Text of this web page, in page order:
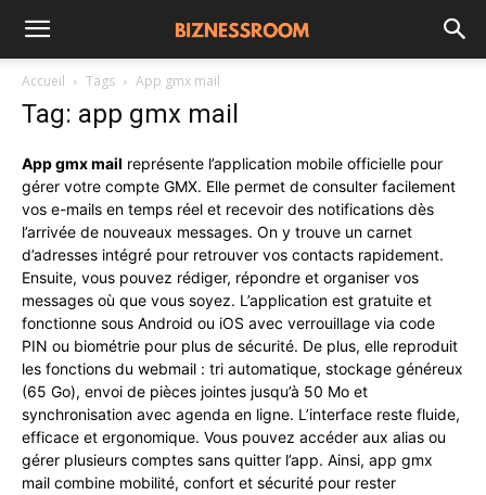
Accueil Tags App gmx mail
Tag: app gmx mail
App gmx mail représente l’application mobile officielle pour
gérer votre compte GMX. Elle permet de consulter facilement
vos e-mails en temps réel et recevoir des notifications dès
l’arrivée de nouveaux messages. On y trouve un carnet
d’adresses intégré pour retrouver vos contacts rapidement.
Ensuite, vous pouvez rédiger, répondre et organiser vos
messages où que vous soyez. L’application est gratuite et
fonctionne sous Android ou iOS avec verrouillage via code
PIN ou biométrie pour plus de sécurité. De plus, elle reproduit
les fonctions du webmail : tri automatique, stockage généreux
(65 Go), envoi de pièces jointes jusqu’à 50 Mo et
synchronisation avec agenda en ligne. L’interface reste fluide,
efficace et ergonomique. Vous pouvez accéder aux alias ou
gérer plusieurs comptes sans quitter l’app. Ainsi, app gmx
mail combine mobilité, confort et sécurité pour rester